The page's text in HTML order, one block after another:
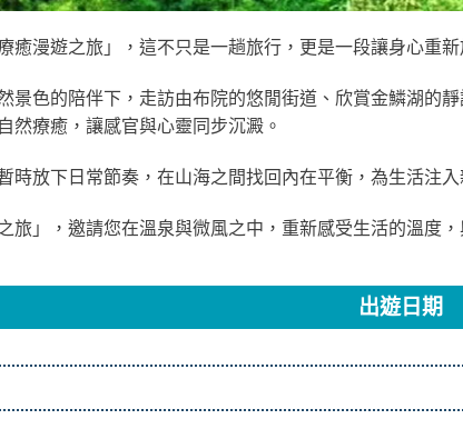
癒漫遊之旅」，這不只是一趟旅行，更是一段讓身心重
景色的陪伴下，走訪由布院的悠閒街道、欣賞金鱗湖的
然療癒，讓感官與心靈同步沉澱。
時放下日常節奏，在山海之間找回內在平衡，為生活注入
旅」，邀請您在溫泉與微風之中，重新感受生活的溫度，
出遊日期